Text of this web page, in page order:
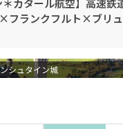
カタール航空】高速
フランクフルト×ブリ
シュタイン城